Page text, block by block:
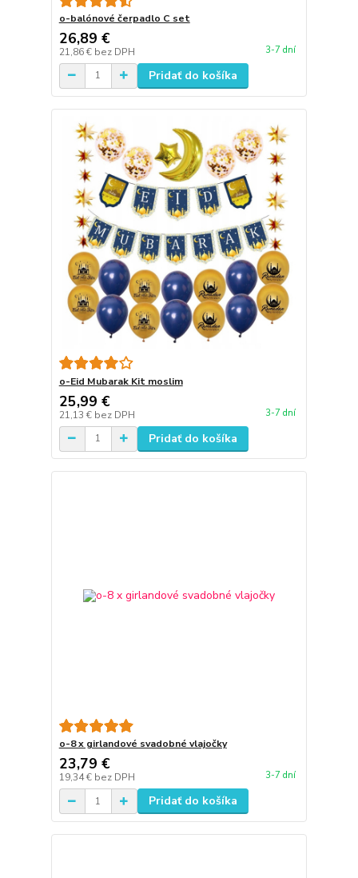
o-balónové čerpadlo C set
26,89 €
21,86 € bez DPH 3-7 dní
Pridať do košíka
o-Eid Mubarak Kit moslim
25,99 €
21,13 € bez DPH 3-7 dní
Pridať do košíka
o-8 x girlandové svadobné vlajočky
23,79 €
19,34 € bez DPH 3-7 dní
Pridať do košíka